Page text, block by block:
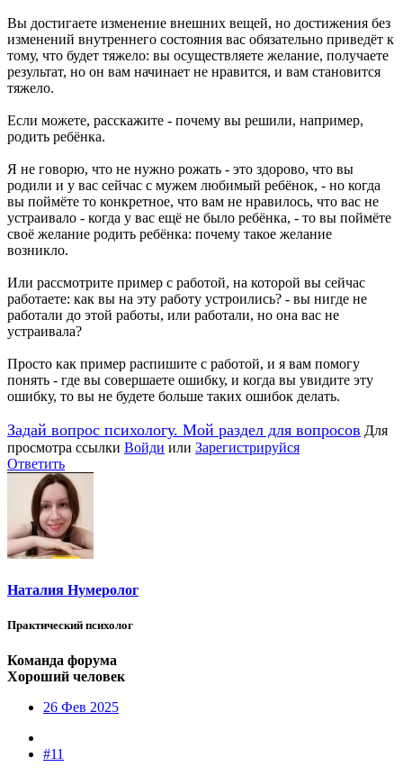
Вы достигаете изменение внешних вещей, но достижения без
изменений внутреннего состояния вас обязательно приведёт к
тому, что будет тяжело: вы осуществляете желание, получаете
результат, но он вам начинает не нравится, и вам становится
тяжело.
Если можете, расскажите - почему вы решили, например,
родить ребёнка.
Я не говорю, что не нужно рожать - это здорово, что вы
родили и у вас сейчас с мужем любимый ребёнок, - но когда
вы поймёте то конкретное, что вам не нравилось, что вас не
устраивало - когда у вас ещё не было ребёнка, - то вы поймёте
своё желание родить ребёнка: почему такое желание
возникло.
Или рассмотрите пример с работой, на которой вы сейчас
работаете: как вы на эту работу устроились? - вы нигде не
работали до этой работы, или работали, но она вас не
устраивала?
Просто как пример распишите с работой, и я вам помогу
понять - где вы совершаете ошибку, и когда вы увидите эту
ошибку, то вы не будете больше таких ошибок делать.
Задай вопрос психологу. Мой раздел для вопросов Для
просмотра ссылки Войди или Зарегистрируйся
Ответить
Наталия Нумеролог
Практический психолог
Команда форума
Хороший человек
26 Фев 2025
#11